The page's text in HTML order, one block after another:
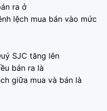
ra ở
lệch mua bán vào mức
SJC tăng lên
bán ra là
giữa mua và bán là